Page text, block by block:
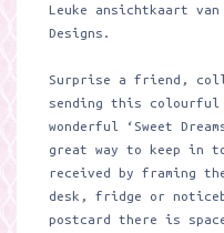
Leuke ansichtkaart van
Designs.
Surprise a friend,
sending this colourful
wonderful ‘Sweet
great way to keep in
received by framing
desk, fridge or
postcard there is